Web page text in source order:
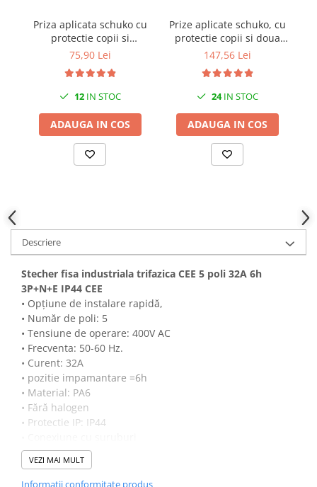
Priza aplicata schuko cu
protectie copii si
siguranta 1P C 16A
50/60Hz
75,90 Lei
12IN STOC
ADAUGA IN COS
Prize aplicate schuko, cu
protectie copii si doua
sigurante 1 pol 16A IP20
147,56 Lei
24IN STOC
ADAUGA IN COS
Descriere
Stecher fisa industriala trifazica CEE 5 poli 32A 6h
3P+N+E IP44 CEE
• Opțiune de instalare rapidă,
• Număr de poli: 5
• Tensiune de operare: 400V AC
• Frecventa: 50-60 Hz.
• Curent: 32A
• pozitie impamantare =6h
• Material: PA6
• Fără halogen
• Protectie IP: IP44
• Contacte: alamă
• Dimensiunile firelor conectabile: răsucite / flexibile 2.5-6
mm²
VEZI MAI MULT
Informatii conformitate produs